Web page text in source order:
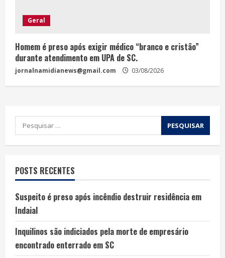
Geral
Homem é preso após exigir médico “branco e cristão”
durante atendimento em UPA de SC.
jornalnamidianews@gmail.com 03/08/2026
POSTS RECENTES
Suspeito é preso após incêndio destruir residência em
Indaial
Inquilinos são indiciados pela morte de empresário
encontrado enterrado em SC